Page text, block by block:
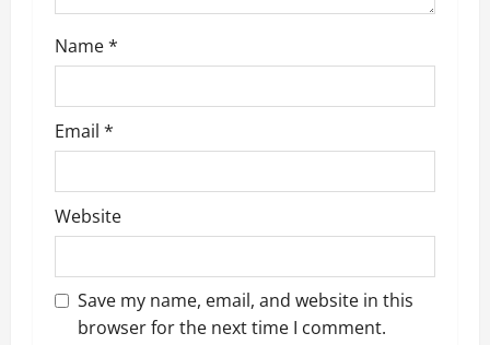
Name*
Email *
Website
Save my name, email, and website in this
browser for the next time I comment.